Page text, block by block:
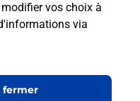
vos choix à
via
fermer